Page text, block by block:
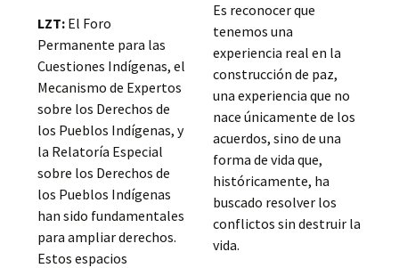
LZT: El Foro
Permanente para las
Cuestiones Indígenas, el
Mecanismo de Expertos
sobre los Derechos de
los Pueblos Indígenas, y
la Relatoría Especial
sobre los Derechos de
los Pueblos Indígenas
han sido fundamentales
para ampliar derechos.
Estos espacios
Es reconocer que
tenemos una
experiencia real en la
construcción de paz,
una experiencia que no
nace únicamente de los
acuerdos, sino de una
forma de vida que,
históricamente, ha
buscado resolver los
conflictos sin destruir la
vida.